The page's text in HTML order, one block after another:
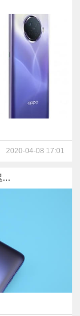
2020-04-08 17:01
Strategy Analytics：近40%的中国用户将推迟购买智能手机